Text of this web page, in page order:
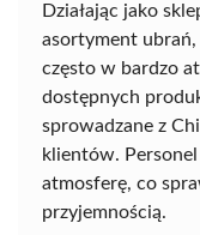
Działając jako
asortyment
często w bardzo
dostępnych
sprowadzane z
klientów. Personel
atmosferę, co
przyjemnością.